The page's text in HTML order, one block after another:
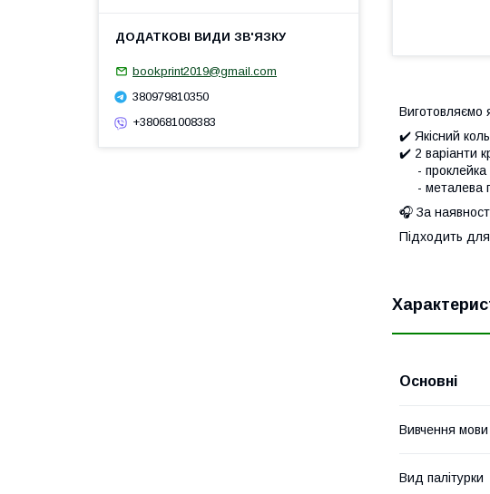
Виготовляємо
✔️ Якісний
✔️ 2 варіанти
- проклейка
- металева
🎧 За
Підходить для
Основні
Вивчення мови
Вид палітурки
bookprint2019@gmail.com
380979810350
+380681008383